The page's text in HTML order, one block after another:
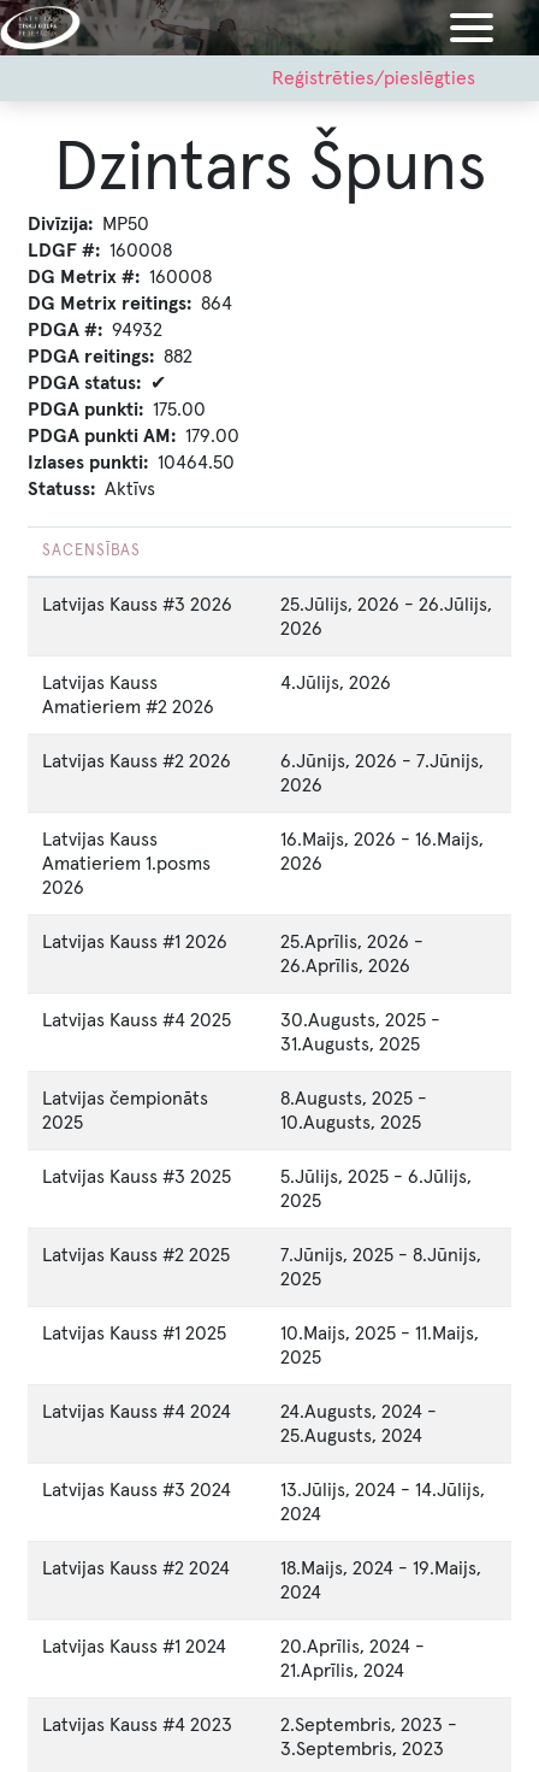
Pārlekt
uz
menu
Reģistrēties/pieslēgties
Dzintars Špuns
Divīzija
MP50
LDGF #
160008
DG Metrix #
160008
DG Metrix reitings
864
PDGA #
94932
PDGA reitings
882
PDGA status
✔
PDGA punkti
175.00
PDGA punkti AM
179.00
Izlases punkti
10464.50
Statuss
Aktīvs
SACENSĪBAS
Latvijas Kauss #3 2026 25.Jūlijs, 2026 - 26.Jūlijs,
2026
Latvijas Kauss
Amatieriem #2 2026
4.Jūlijs, 2026
Latvijas Kauss #2 2026 6.Jūnijs, 2026 - 7.Jūnijs,
2026
Latvijas Kauss
Amatieriem 1.posms
2026
16.Maijs, 2026 - 16.Maijs,
2026
Latvijas Kauss #1 2026 25.Aprīlis, 2026 -
26.Aprīlis, 2026
Latvijas Kauss #4 2025 30.Augusts, 2025 -
31.Augusts, 2025
Latvijas čempionāts
2025
8.Augusts, 2025 -
10.Augusts, 2025
Latvijas Kauss #3 2025 5.Jūlijs, 2025 - 6.Jūlijs,
2025
Latvijas Kauss #2 2025 7.Jūnijs, 2025 - 8.Jūnijs,
2025
Latvijas Kauss #1 2025 10.Maijs, 2025 - 11.Maijs,
2025
Latvijas Kauss #4 2024 24.Augusts, 2024 -
25.Augusts, 2024
Latvijas Kauss #3 2024 13.Jūlijs, 2024 - 14.Jūlijs,
2024
Latvijas Kauss #2 2024 18.Maijs, 2024 - 19.Maijs,
2024
Latvijas Kauss #1 2024 20.Aprīlis, 2024 -
21.Aprīlis, 2024
Latvijas Kauss #4 2023 2.Septembris, 2023 -
3.Septembris, 2023